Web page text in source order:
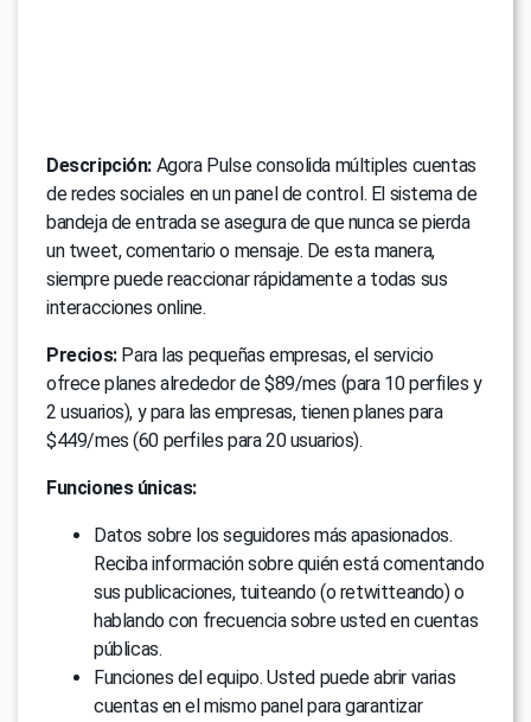
Descripción: Agora Pulse consolida múltiples cuentas
de redes sociales en un panel de control. El sistema de
bandeja de entrada se asegura de que nunca se pierda
un tweet, comentario o mensaje. De esta manera,
siempre puede reaccionar rápidamente a todas sus
interacciones online.
Precios:Para las pequeñas empresas, el servicio
ofrece planes alrededor de $89/mes (para 10 perfiles y
2 usuarios), y para las empresas, tienen planes para
$449/mes (60 perfiles para 20 usuarios).
Funciones únicas:
Datos sobre los seguidores más apasionados.
Reciba información sobre quién está comentando
sus publicaciones, tuiteando (o retwitteando) o
hablando con frecuencia sobre usted en cuentas
públicas.
Funciones del equipo. Usted puede abrir varias
cuentas en el mismo panel para garantizar